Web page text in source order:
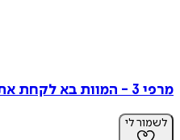
מרפי 3 - המוות בא לקחת את אמיליה בחצות
לשמור לי